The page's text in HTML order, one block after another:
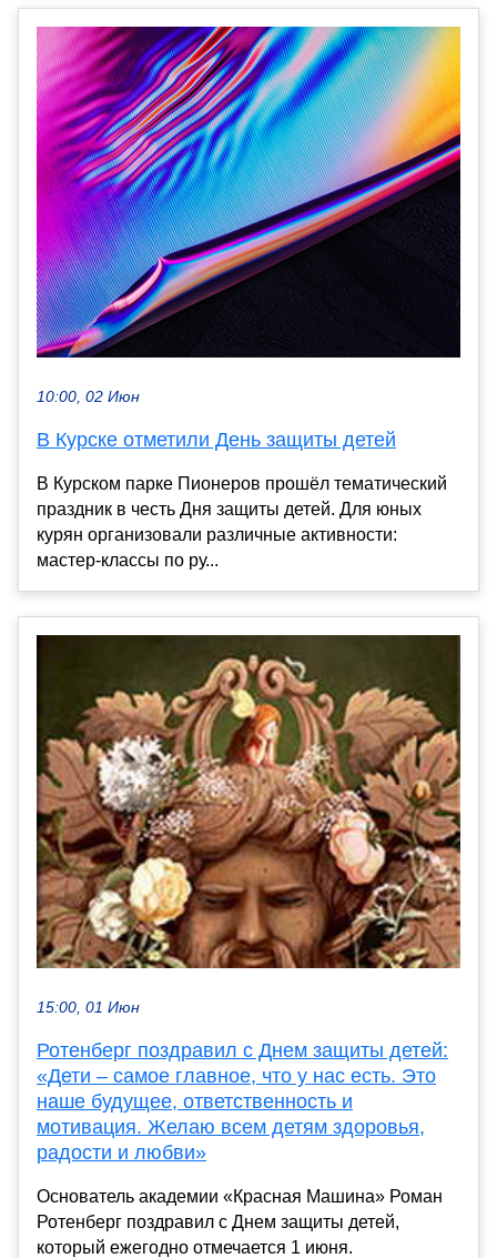
10:00, 02 Июн
В Курске отметили День защиты детей
В Курском парке Пионеров прошёл тематический
праздник в честь Дня защиты детей. Для юных
курян организовали различные активности:
мастер-классы по ру...
15:00, 01 Июн
Ротенберг поздравил с Днем защиты детей:
«Дети – самое главное, что у нас есть. Это
наше будущее, ответственность и
мотивация. Желаю всем детям здоровья,
радости и любви»
Основатель академии «Красная Машина» Роман
Ротенберг поздравил с Днем защиты детей,
который ежегодно отмечается 1 июня.